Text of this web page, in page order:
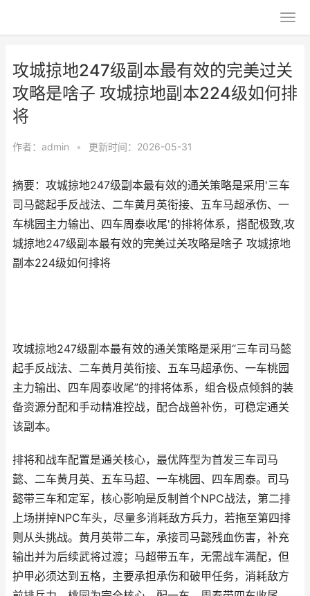
攻城掠地247级副本最有效的完美过关
攻略是啥子 攻城掠地副本224级如何排
将
作者： admin • 更新时间：2026-05-31
摘要：攻城掠地247级副本最有效的通关策略是采用'三车
司马懿起手反战法、二车黄月英衔接、五车马超承伤、一
车桃园主力输出、四车周泰收尾'的排将体系，搭配极致,攻
城掠地247级副本最有效的完美过关攻略是啥子 攻城掠地
副本224级如何排将
攻城掠地247级副本最有效的通关策略是采用“三车司马懿
起手反战法、二车黄月英衔接、五车马超承伤、一车桃园
主力输出、四车周泰收尾”的排将体系，组合极点倾斜的装
备资源分配和手动精准控战，配合战兽补伤，可稳定通关
该副本。
排将和战车配置是通关核心，最优阵型为首发三车司马
懿、二车黄月英、五车马超、一车桃园、四车周泰。司马
懿带三车和定军，核心影响是反制首个NPC战法，第二排
上场拼掉NPC车头，尽量多消耗敌方兵力，若拖至第四排
则从头挑战。黄月英带二车，承接司马懿残血伤害，补充
输出并为后续武将过渡；马超带五车，无需战车满配，但
护甲必须达到五格，主要承担承伤和破甲任务，消耗敌方